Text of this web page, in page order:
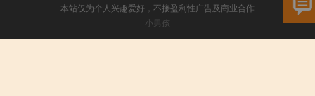
本站仅为个人兴趣爱好，不接盈利性广告及商业合作
小男孩